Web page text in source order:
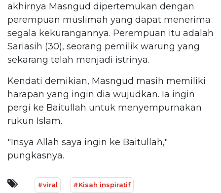
akhirnya Masngud dipertemukan dengan
perempuan muslimah yang dapat menerima
segala kekurangannya. Perempuan itu adalah
Sariasih (30), seorang pemilik warung yang
sekarang telah menjadi istrinya.
Kendati demikian, Masngud masih memiliki
harapan yang ingin dia wujudkan. Ia ingin
pergi ke Baitullah untuk menyempurnakan
rukun Islam.
"Insya Allah saya ingin ke Baitullah,"
pungkasnya.
#viral #Kisah inspiratif